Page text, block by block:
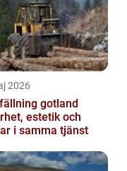
2026
gotland
estetik och
i samma tjänst